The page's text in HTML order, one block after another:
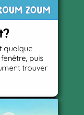
quelque
puis
trouver